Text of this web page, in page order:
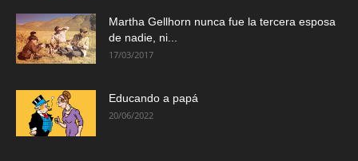
Martha Gellhorn nunca fue la tercera esposa
de nadie, ni...
17/03/2017
Educando a papá
20/06/2022